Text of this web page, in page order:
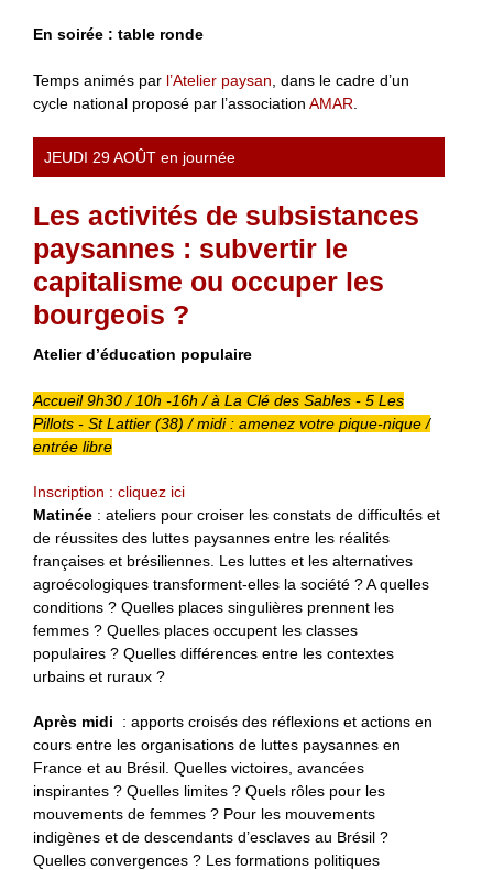
En soirée : table ronde
Temps animés par l’Atelier paysan, dans le cadre d’un
cycle national proposé par l’association AMAR.
JEUDI 29 AOÛT en journée
Les activités de subsistances
paysannes : subvertir le
capitalisme ou occuper les
bourgeois ?
Atelier d’éducation populaire
Accueil 9h30 / 10h -16h / à La Clé des Sables - 5 Les
Pillots - St Lattier (38) / midi : amenez votre pique-nique /
entrée libre
Inscription : cliquez ici
Matinée : ateliers pour croiser les constats de difficultés et
de réussites des luttes paysannes entre les réalités
françaises et brésiliennes. Les luttes et les alternatives
agroécologiques transforment-elles la société ? A quelles
conditions ? Quelles places singulières prennent les
femmes ? Quelles places occupent les classes
populaires ? Quelles différences entre les contextes
urbains et ruraux ?
Après midi
: apports croisés des réflexions et actions en
cours entre les organisations de luttes paysannes en
France et au Brésil. Quelles victoires, avancées
inspirantes ? Quelles limites ? Quels rôles pour les
mouvements de femmes ? Pour les mouvements
indigènes et de descendants d’esclaves au Brésil ?
Quelles convergences ? Les formations politiques